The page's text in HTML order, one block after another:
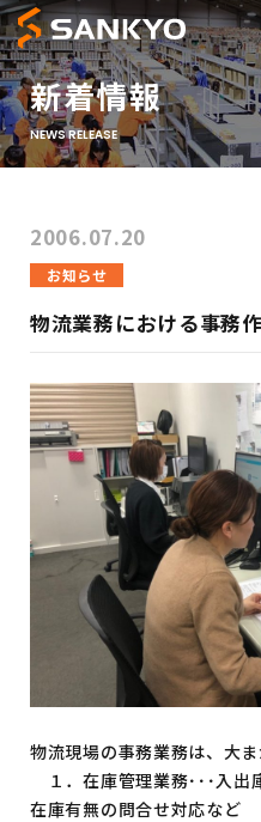
新着情報
NEWS RELEASE
2006.07.20
お知らせ
物流業務における事務
物流現場の事務業務は、大
１．在庫管理業務･･･入出
在庫有無の問合せ対応など